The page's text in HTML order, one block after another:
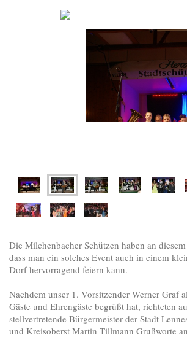
Die Milchenbacher Schützen haben an
dass man ein solches Event auch in einem
Dorf hervorragend feiern kann.
Nachdem unser 1. Vorsitzender Werner Graf
Gäste und Ehrengäste begrüßt hat, richteten
stellvertretende Bürgermeister der Stadt
und Kreisoberst Martin Tillmann Grußworte